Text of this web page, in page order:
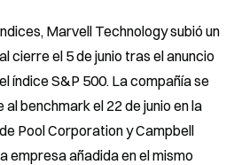
Marvell Technology subió un
cierre el 5 de junio tras el anuncio
índice S&P 500. La compañía se
benchmark el 22 de junio en la
Pool Corporation y Campbell
empresa añadida en el mismo